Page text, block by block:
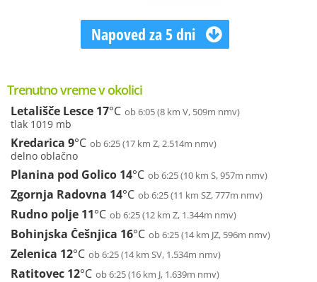
Napoved za 5 dni
Trenutno vreme v okolici
Letališče Lesce 17°C ob 6:05 (8 km V, 509m nmv)
tlak 1019 mb
Kredarica 9°C ob 6:25 (17 km Z, 2.514m nmv)
delno oblačno
Planina pod Golico 14°C ob 6:25 (10 km S, 957m nmv)
Zgornja Radovna 14°C ob 6:25 (11 km SZ, 777m nmv)
Rudno polje 11°C ob 6:25 (12 km Z, 1.344m nmv)
Bohinjska Češnjica 16°C ob 6:25 (14 km JZ, 596m nmv)
Zelenica 12°C ob 6:25 (14 km SV, 1.534m nmv)
Ratitovec 12°C ob 6:25 (16 km J, 1.639m nmv)